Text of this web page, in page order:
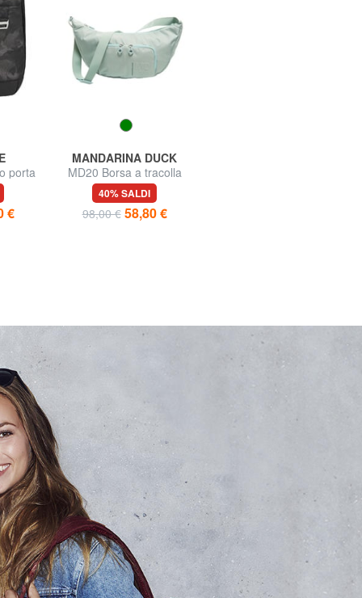
porta
€
MANDARINA DUCK
MD20 Borsa a tracolla
40% SALDI
98,00 € 58,80 €